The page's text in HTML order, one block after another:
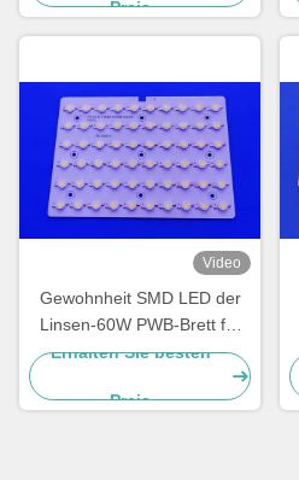
besonders an
Preis
Video
Gewohnheit SMD LED der
Linsen-60W PWB-Brett für
Bridgelux-Straßenlaterne-
Erhalten Sie besten
Preis